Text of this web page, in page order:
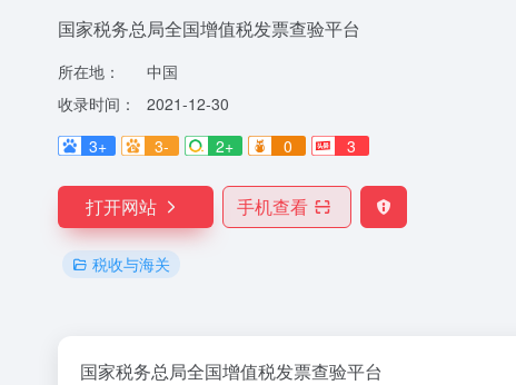
国家税务总局全国增值税发票查验平台
所在地：
中国
收录时间：
2021-12-30
3+
3- 2+ 0 3
打开网站 手机查看
税收与海关
国家税务总局全国增值税发票查验平台